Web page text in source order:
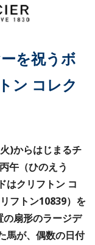
を祝うボ
ン コレク
)からはじまるチ
午（ひのえう
はクリフトン コ
フトン10839）を
扇形のラージデ
馬が、偶数の日付